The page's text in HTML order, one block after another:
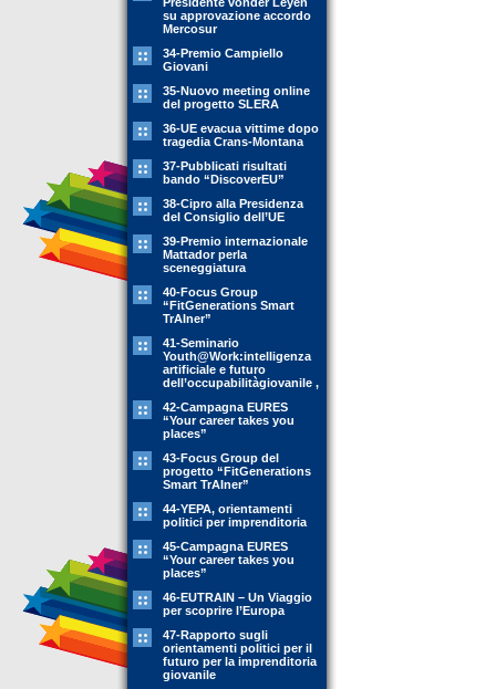
su approvazione accordo
Mercosur
34-Premio Campiello
Giovani
35-Nuovo meeting online
del progetto SLERA
36-UE evacua vittime dopo
tragedia Crans-Montana
37-Pubblicati risultati
bando “DiscoverEU”
38-Cipro alla Presidenza
del Consiglio dell’UE
39-Premio internazionale
Mattador perla
sceneggiatura
40-Focus Group
“FitGenerations Smart
TrAIner”
41-Seminario
Youth@Work:intelligenza
artificiale e futuro
dell’occupabilitàgiovanile ,
42-Campagna EURES
“Your career takes you
places”
43-Focus Group del
progetto “FitGenerations
Smart TrAIner”
44-YEPA, orientamenti
politici per imprenditoria
45-Campagna EURES
“Your career takes you
places”
46-EUTRAIN – Un Viaggio
per scoprire l’Europa
47-Rapporto sugli
orientamenti politici per il
futuro per la imprenditoria
giovanile